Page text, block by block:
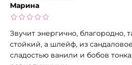
Марина
Звучит энергично, благородно,
стойкий, а шлейф, из
сладостью ванили и бобов